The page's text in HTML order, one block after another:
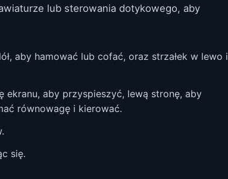
lub sterowania dotykowego, aby
aby hamować lub cofać, oraz strzałek w lewo i
aby przyspieszyć, lewą stronę, aby
równowagę i kierować.
się.